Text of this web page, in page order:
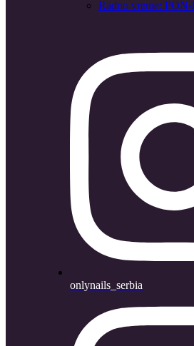
Radno vreme:
onlynails_serbia